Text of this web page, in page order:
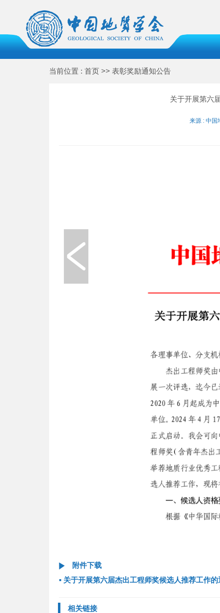
当前位置 : 首页 >> 表彰奖励通知公告
关于开展第六
来源 : 中
附件下载
▪ 关于开展第六届杰出工程师奖候选人推荐工作
相关链接